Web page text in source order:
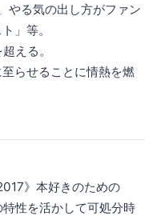
やる気の出し方がファン
」等。
える。
らせることに情熱を燃
》本好きのための
性を活かして可処分時